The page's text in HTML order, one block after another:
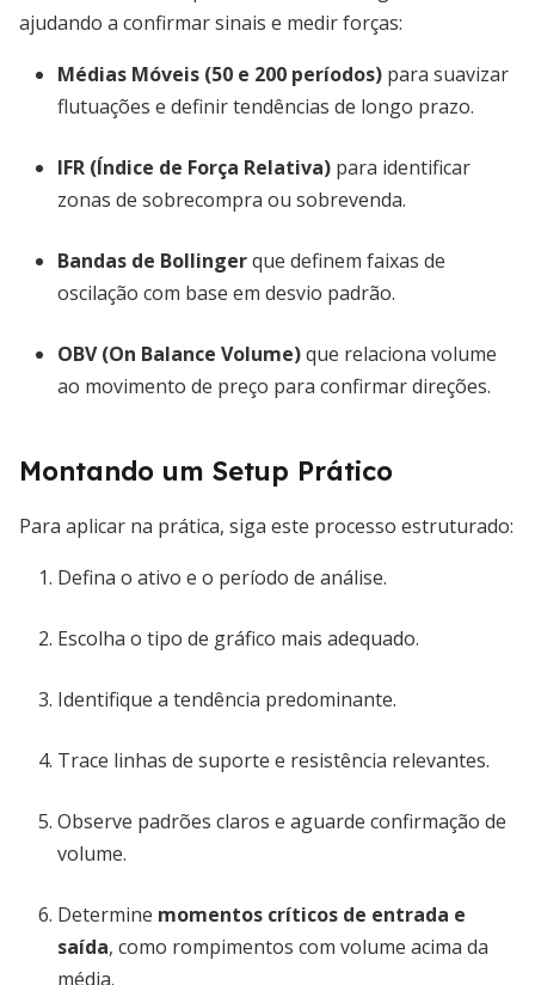
ajudando a confirmar sinais e medir forças:
Médias Móveis (50 e 200 períodos) para suavizar
flutuações e definir tendências de longo prazo.
IFR (Índice de Força Relativa) para identificar
zonas de sobrecompra ou sobrevenda.
Bandas de Bollingerque definem faixas de
oscilação com base em desvio padrão.
OBV (On Balance Volume)que relaciona volume
ao movimento de preço para confirmar direções.
Montando um Setup Prático
Para aplicar na prática, siga este processo estruturado:
Defina o ativo e o período de análise.
Escolha o tipo de gráfico mais adequado.
Identifique a tendência predominante.
Trace linhas de suporte e resistência relevantes.
Observe padrões claros e aguarde confirmação de
volume.
Determine momentos críticos de entrada e
saída, como rompimentos com volume acima da
média.